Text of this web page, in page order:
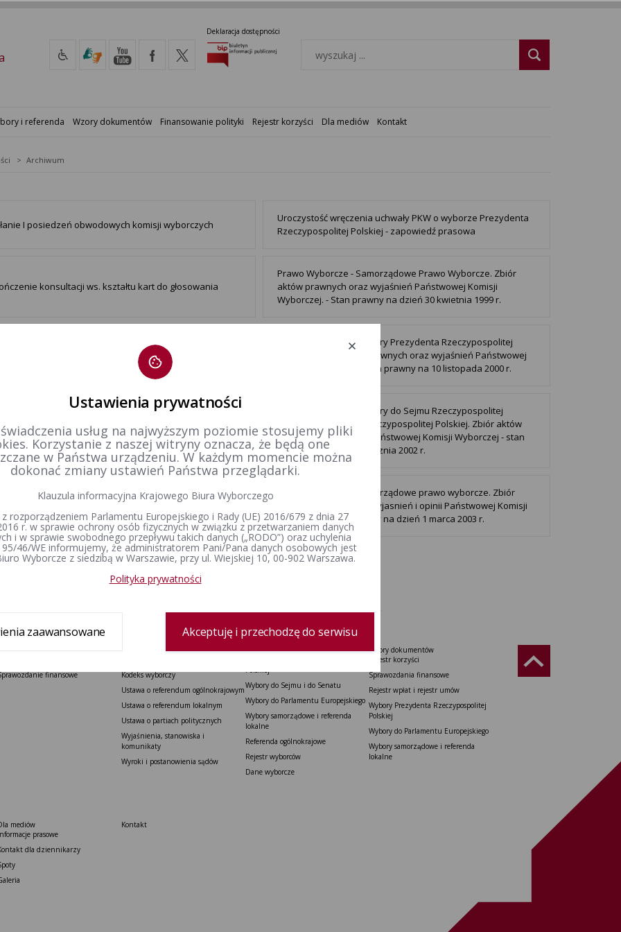
Deklaracja dostępności
i referenda Wzory dokumentów Finansowanie polityki Rejestr korzyści Dla mediów Kontakt
Archiwum
I posiedzeń obwodowych komisji wyborczych
Uroczystość wręczenia uchwały PKW o wyborze Prezydenta
Rzeczypospolitej Polskiej - zapowiedź prasowa
konsultacji ws. kształtu kart do głosowania
Prawo Wyborcze - Samorządowe Prawo Wyborcze. Zbiór
aktów prawnych oraz wyjaśnień Państwowej Komisji
Wyborczej. - Stan prawny na dzień 30 kwietnia 1999 r.
wzór karty do głosowania - wyraź swoją opinię
Prawo Wyborcze - Wybory Prezydenta Rzeczypospolitej
Polskiej. Zbiór aktów prawnych oraz wyjaśnień Państwowej
Komisji Wyborczej. - Stan prawny na 10 listopada 2000 r.
z konferencji "Dialog dla wyborów"
Prawo Wyborcze - Wybory do Sejmu Rzeczypospolitej
Polskiej i do Senatu Rzeczypospolitej Polskiej. Zbiór aktów
prawnych i wyjaśnień Państwowej Komisji Wyborczej - stan
prawny na dzień 31 stycznia 2002 r.
zapis z konsultacji społecznych dotyczących kart do
Prawo Wyborcze - Samorządowe prawo wyborcze. Zbiór
aktów prawnych oraz wyjasnień i opinii Państwowej Komisji
Wyborczej - stan prawny na dzień 1 marca 2003 r.
1 2
finansowe
Prawo wyborcze
Kodeks wyborczy
Ustawa o referendum ogólnokrajowym
Ustawa o referendum lokalnym
Ustawa o partiach politycznych
Wyjaśnienia, stanowiska i
komunikaty
Wyroki i postanowienia sądów
Wybory i referenda
Polskiej
Wybory do Sejmu i do Senatu
Wybory do Parlamentu Europejskiego
Wybory samorządowe i referenda
lokalne
Referenda ogólnokrajowe
Rejestr wyborców
Dane wyborcze
Wzory dokumentów
Rejestr korzyści
Sprawozdania finansowe
Rejestr wpłat i rejestr umów
Wybory Prezydenta Rzeczypospolitej
Polskiej
Wybory do Parlamentu Europejskiego
Wybory samorządowe i referenda
lokalne
mediów
prasowe
dla dziennikarzy
Kontakt
Ustawienia prywatności
usług na najwyższym poziomie stosujemy pliki
Korzystanie z naszej witryny oznacza, że będą one
w Państwa urządzeniu. W każdym momencie można
dokonać zmiany ustawień Państwa przeglądarki.
Klauzula informacyjna Krajowego Biura Wyborczego
rozporządzeniem Parlamentu Europejskiego i Rady (UE) 2016/679 z dnia 27
r. w sprawie ochrony osób fizycznych w związku z przetwarzaniem danych
i w sprawie swobodnego przepływu takich danych („RODO”) oraz uchylenia
46/WE informujemy, że administratorem Pani/Pana danych osobowych jest
Wyborcze z siedzibą w Warszawie, przy ul. Wiejskiej 10, 00-902 Warszawa.
Polityka prywatności
zaawansowane Akceptuję i przechodzę do serwisu